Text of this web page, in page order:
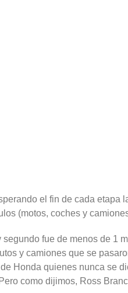
el fin de cada etapa
(motos, coches y
fue de menos de 1
y camiones que se
Honda quienes nunca se
como dijimos, Ross